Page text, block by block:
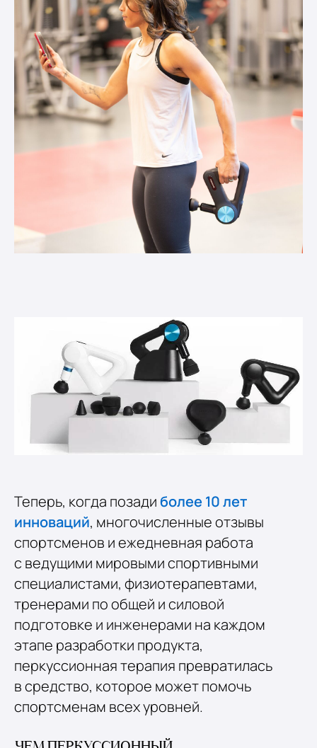
Теперь, когда позадиболее 10 лет
инноваций, многочисленные отзывы
спортсменов и ежедневная работа
с ведущими мировыми спортивными
специалистами, физиотерапевтами,
тренерами по общей и силовой
подготовке и инженерами на каждом
этапе разработки продукта,
перкуссионная терапия превратилась
в средство, которое может помочь
спортсменам всех уровней.